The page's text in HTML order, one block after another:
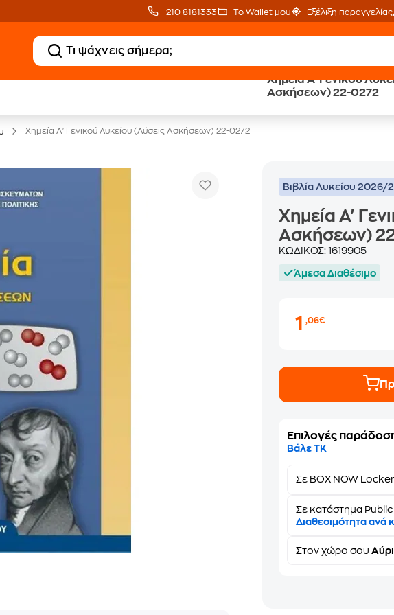
210 8181333 Το Wallet μου Εξέλιξη παραγγελίας
Χημεία Α' Γενικού
Ασκήσεων) 22-0272
Δωρεάν Μεταφορικά Έλα
Χημεία Α' Γενικού Λυκείου (Λύσεις Ασκήσεων) 22-0272
Βιβλία Λυκείου 2026/
Χημεία Α'
Ασκήσεων)
ΚΩΔΙΚΟΣ:1619905
Άμεσα Διαθέσιμο
1,06€
Επιλογές
Βάλε ΤΚ
Σε BOX NOW Locker
Σε κατάστημα Public
Διαθεσιμότητα ανά
Στονχώρο σου